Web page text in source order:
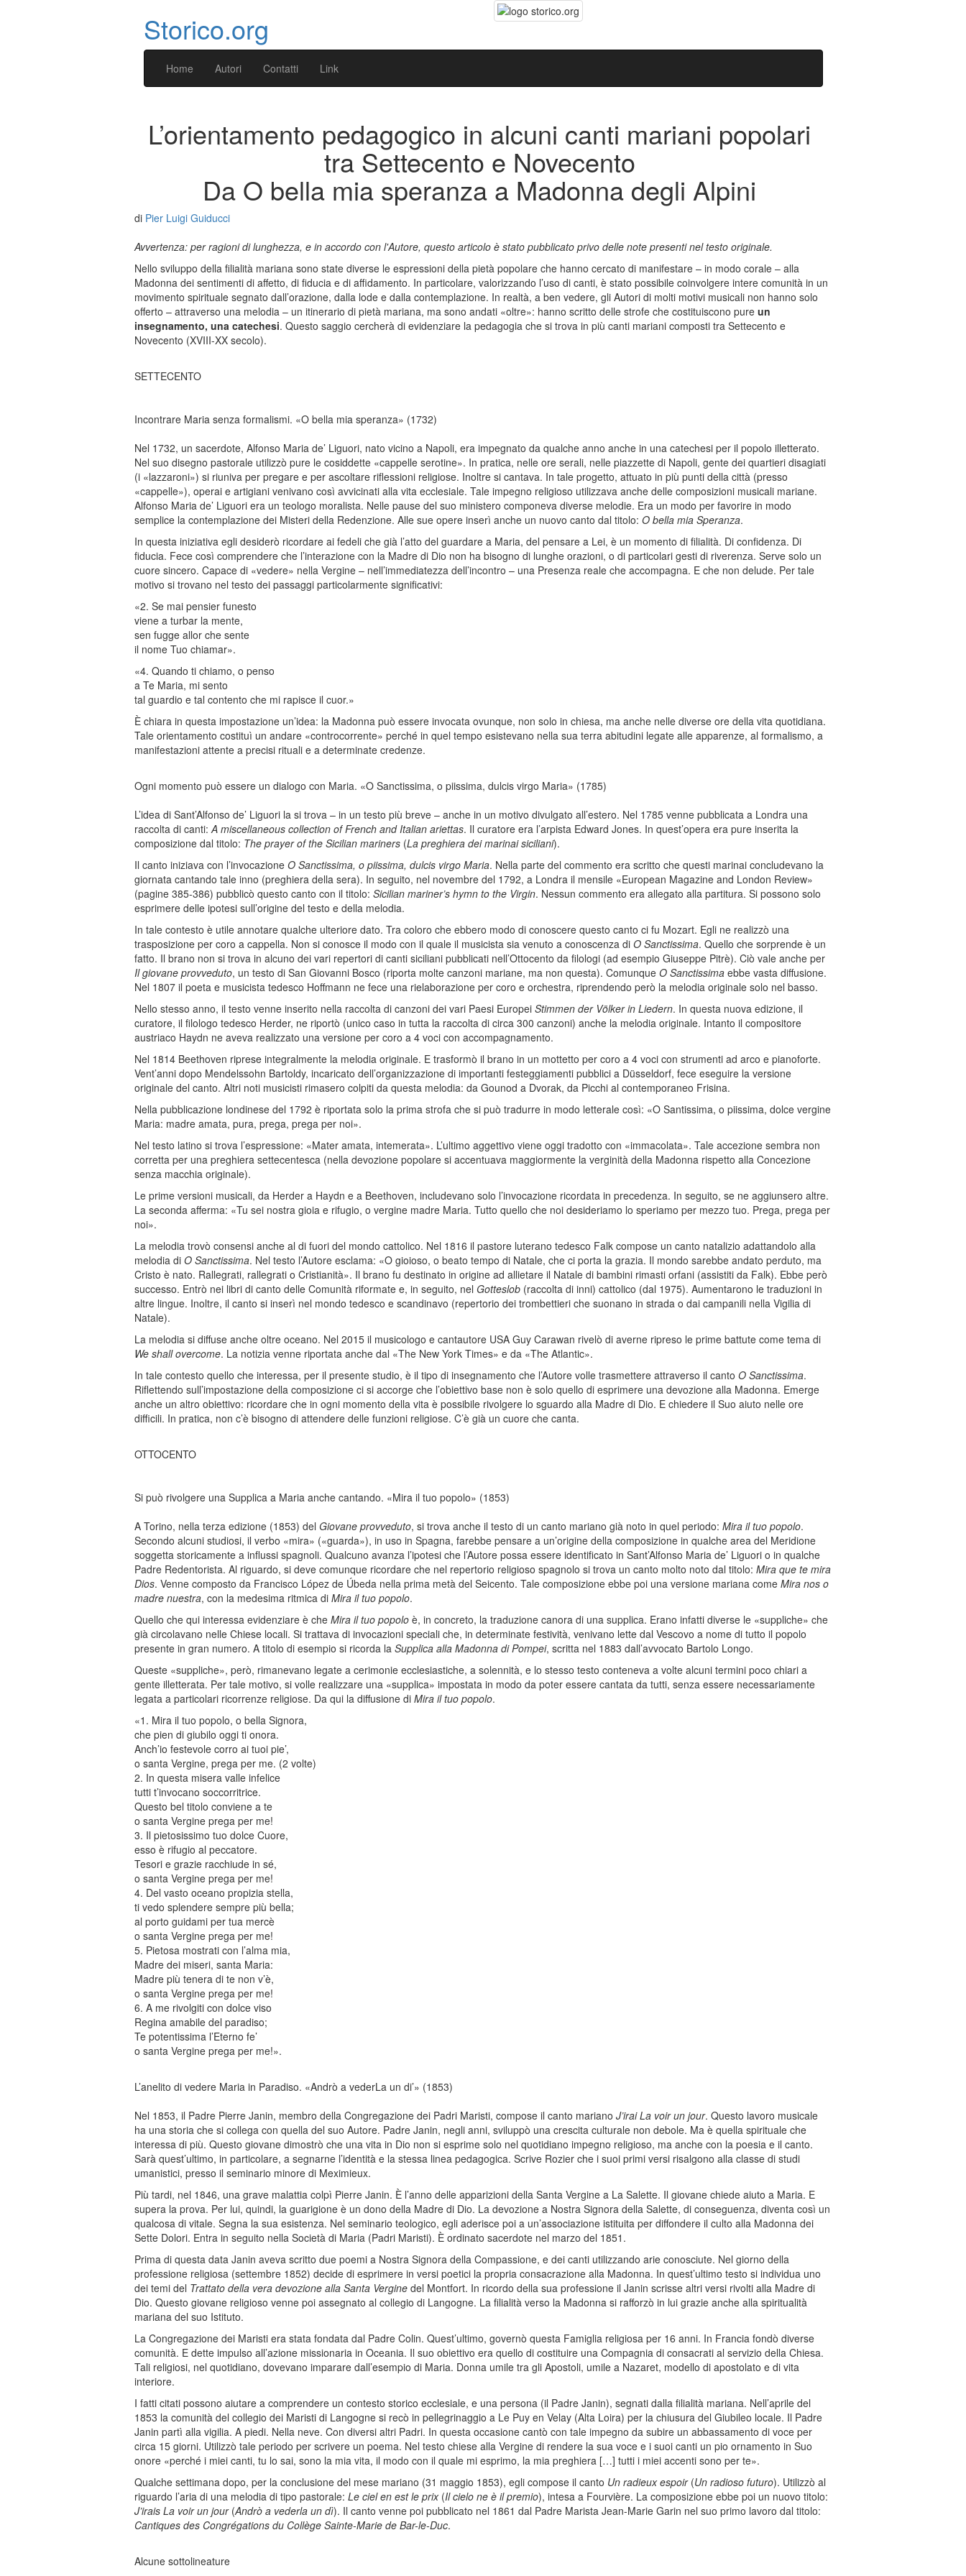
Storico.org
Home Autori Contatti Link
L’orientamento pedagogico in alcuni canti mariani popolari
tra Settecento e Novecento
Da O bella mia speranza a Madonna degli Alpini
di Pier Luigi Guiducci
Avvertenza: per ragioni di lunghezza, e in accordo con l'Autore, questo articolo è stato pubblicato privo delle note presenti nel testo originale.
Nello sviluppo della filialità mariana sono state diverse le espressioni della pietà popolare che hanno cercato di manifestare – in modo corale – alla
Madonna dei sentimenti di affetto, di fiducia e di affidamento. In particolare, valorizzando l’uso di canti, è stato possibile coinvolgere intere comunità in un
movimento spirituale segnato dall’orazione, dalla lode e dalla contemplazione. In realtà, a ben vedere, gli Autori di molti motivi musicali non hanno solo
offerto – attraverso una melodia – un itinerario di pietà mariana, ma sono andati «oltre»: hanno scritto delle strofe che costituiscono pure un
insegnamento, una catechesi. Questo saggio cercherà di evidenziare la pedagogia che si trova in più canti mariani composti tra Settecento e
Novecento (XVIII-XX secolo).
SETTECENTO
Incontrare Maria senza formalismi. «O bella mia speranza» (1732)
Nel 1732, un sacerdote, Alfonso Maria de’ Liguori, nato vicino a Napoli, era impegnato da qualche anno anche in una catechesi per il popolo illetterato.
Nel suo disegno pastorale utilizzò pure le cosiddette «cappelle serotine». In pratica, nelle ore serali, nelle piazzette di Napoli, gente dei quartieri disagiati
(i «lazzaroni») si riuniva per pregare e per ascoltare riflessioni religiose. Inoltre si cantava. In tale progetto, attuato in più punti della città (presso
«cappelle»), operai e artigiani venivano così avvicinati alla vita ecclesiale. Tale impegno religioso utilizzava anche delle composizioni musicali mariane.
Alfonso Maria de’ Liguori era un teologo moralista. Nelle pause del suo ministero componeva diverse melodie. Era un modo per favorire in modo
semplice la contemplazione dei Misteri della Redenzione. Alle sue opere inserì anche un nuovo canto dal titolo: O bella mia Speranza.
In questa iniziativa egli desiderò ricordare ai fedeli che già l’atto del guardare a Maria, del pensare a Lei, è un momento di filialità. Di confidenza. Di
fiducia. Fece così comprendere che l’interazione con la Madre di Dio non ha bisogno di lunghe orazioni, o di particolari gesti di riverenza. Serve solo un
cuore sincero. Capace di «vedere» nella Vergine – nell’immediatezza dell’incontro – una Presenza reale che accompagna. E che non delude. Per tale
motivo si trovano nel testo dei passaggi particolarmente significativi:
«2. Se mai pensier funesto
viene a turbar la mente,
sen fugge allor che sente
il nome Tuo chiamar».
«4. Quando ti chiamo, o penso
a Te Maria, mi sento
tal guardio e tal contento che mi rapisce il cuor.»
È chiara in questa impostazione un’idea: la Madonna può essere invocata ovunque, non solo in chiesa, ma anche nelle diverse ore della vita quotidiana.
Tale orientamento costituì un andare «controcorrente» perché in quel tempo esistevano nella sua terra abitudini legate alle apparenze, al formalismo, a
manifestazioni attente a precisi rituali e a determinate credenze.
Ogni momento può essere un dialogo con Maria. «O Sanctissima, o piissima, dulcis virgo Maria» (1785)
L’idea di Sant’Alfonso de’ Liguori la si trova – in un testo più breve – anche in un motivo divulgato all’estero. Nel 1785 venne pubblicata a Londra una
raccolta di canti:A miscellaneous collection of French and Italian ariettas. Il curatore era l’arpista Edward Jones. In quest’opera era pure inserita la
composizione dal titolo: The prayer of the Sicilian mariners (La preghiera dei marinai siciliani).
Il canto iniziava con l’invocazione O Sanctissima, o piissima, dulcis virgo Maria. Nella parte del commento era scritto che questi marinai concludevano la
giornata cantando tale inno (preghiera della sera). In seguito, nel novembre del 1792, a Londra il mensile «European Magazine and London Review»
(pagine 385-386) pubblicò questo canto con il titolo: Sicilian mariner’s hymn to the Virgin. Nessun commento era allegato alla partitura. Si possono solo
esprimere delle ipotesi sull’origine del testo e della melodia.
In tale contesto è utile annotare qualche ulteriore dato. Tra coloro che ebbero modo di conoscere questo canto ci fu Mozart. Egli ne realizzò una
trasposizione per coro a cappella. Non si conosce il modo con il quale il musicista sia venuto a conoscenza di O Sanctissima. Quello che sorprende è un
fatto. Il brano non si trova in alcuno dei vari repertori di canti siciliani pubblicati nell’Ottocento da filologi (ad esempio Giuseppe Pitrè). Ciò vale anche per
Il giovane provveduto, un testo di San Giovanni Bosco (riporta molte canzoni mariane, ma non questa). Comunque O Sanctissima ebbe vasta diffusione.
Nel 1807 il poeta e musicista tedesco Hoffmann ne fece una rielaborazione per coro e orchestra, riprendendo però la melodia originale solo nel basso.
Nello stesso anno, il testo venne inserito nella raccolta di canzoni dei vari Paesi Europei Stimmen der Völker in Liedern. In questa nuova edizione, il
curatore, il filologo tedesco Herder, ne riportò (unico caso in tutta la raccolta di circa 300 canzoni) anche la melodia originale. Intanto il compositore
austriaco Haydn ne aveva realizzato una versione per coro a 4 voci con accompagnamento.
Nel 1814 Beethoven riprese integralmente la melodia originale. E trasformò il brano in un mottetto per coro a 4 voci con strumenti ad arco e pianoforte.
Vent’anni dopo Mendelssohn Bartoldy, incaricato dell’organizzazione di importanti festeggiamenti pubblici a Düsseldorf, fece eseguire la versione
originale del canto. Altri noti musicisti rimasero colpiti da questa melodia: da Gounod a Dvorak, da Picchi al contemporaneo Frisina.
Nella pubblicazione londinese del 1792 è riportata solo la prima strofa che si può tradurre in modo letterale così: «O Santissima, o piissima, dolce vergine
Maria: madre amata, pura, prega, prega per noi».
Nel testo latino si trova l’espressione: «Mater amata, intemerata». L’ultimo aggettivo viene oggi tradotto con «immacolata». Tale accezione sembra non
corretta per una preghiera settecentesca (nella devozione popolare si accentuava maggiormente la verginità della Madonna rispetto alla Concezione
senza macchia originale).
Le prime versioni musicali, da Herder a Haydn e a Beethoven, includevano solo l’invocazione ricordata in precedenza. In seguito, se ne aggiunsero altre.
La seconda afferma: «Tu sei nostra gioia e rifugio, o vergine madre Maria. Tutto quello che noi desideriamo lo speriamo per mezzo tuo. Prega, prega per
noi».
La melodia trovò consensi anche al di fuori del mondo cattolico. Nel 1816 il pastore luterano tedesco Falk compose un canto natalizio adattandolo alla
melodia di O Sanctissima. Nel testo l’Autore esclama: «O gioioso, o beato tempo di Natale, che ci porta la grazia. Il mondo sarebbe andato perduto, ma
Cristo è nato. Rallegrati, rallegrati o Cristianità». Il brano fu destinato in origine ad allietare il Natale di bambini rimasti orfani (assistiti da Falk). Ebbe però
successo. Entrò nei libri di canto delle Comunità riformate e, in seguito, nel Gotteslob (raccolta di inni) cattolico (dal 1975). Aumentarono le traduzioni in
altre lingue. Inoltre, il canto si inserì nel mondo tedesco e scandinavo (repertorio dei trombettieri che suonano in strada o dai campanili nella Vigilia di
Natale).
La melodia si diffuse anche oltre oceano. Nel 2015 il musicologo e cantautore USA Guy Carawan rivelò di averne ripreso le prime battute come tema di
We shall overcome. La notizia venne riportata anche dal «The New York Times» e da «The Atlantic».
In tale contesto quello che interessa, per il presente studio, è il tipo di insegnamento che l’Autore volle trasmettere attraverso il canto O Sanctissima.
Riflettendo sull’impostazione della composizione ci si accorge che l’obiettivo base non è solo quello di esprimere una devozione alla Madonna. Emerge
anche un altro obiettivo: ricordare che in ogni momento della vita è possibile rivolgere lo sguardo alla Madre di Dio. E chiedere il Suo aiuto nelle ore
difficili. In pratica, non c’è bisogno di attendere delle funzioni religiose. C’è già un cuore che canta.
OTTOCENTO
Si può rivolgere una Supplica a Maria anche cantando. «Mira il tuo popolo» (1853)
A Torino, nella terza edizione (1853) del Giovane provveduto, si trova anche il testo di un canto mariano già noto in quel periodo: Mira il tuo popolo.
Secondo alcuni studiosi, il verbo «mira» («guarda»), in uso in Spagna, farebbe pensare a un’origine della composizione in qualche area del Meridione
soggetta storicamente a influssi spagnoli. Qualcuno avanza l’ipotesi che l’Autore possa essere identificato in Sant’Alfonso Maria de’ Liguori o in qualche
Padre Redentorista. Al riguardo, si deve comunque ricordare che nel repertorio religioso spagnolo si trova un canto molto noto dal titolo: Mira que te mira
Dios. Venne composto da Francisco López de Úbeda nella prima metà del Seicento. Tale composizione ebbe poi una versione mariana come Mira nos o
madre nuestra, con la medesima ritmica di Mira il tuo popolo.
Quello che qui interessa evidenziare è che Mira il tuo popolo è, in concreto, la traduzione canora di una supplica. Erano infatti diverse le «suppliche» che
già circolavano nelle Chiese locali. Si trattava di invocazioni speciali che, in determinate festività, venivano lette dal Vescovo a nome di tutto il popolo
presente in gran numero. A titolo di esempio si ricorda la Supplica alla Madonna di Pompei, scritta nel 1883 dall’avvocato Bartolo Longo.
Queste «suppliche», però, rimanevano legate a cerimonie ecclesiastiche, a solennità, e lo stesso testo conteneva a volte alcuni termini poco chiari a
gente illetterata. Per tale motivo, si volle realizzare una «supplica» impostata in modo da poter essere cantata da tutti, senza essere necessariamente
legata a particolari ricorrenze religiose. Da qui la diffusione di Mira il tuo popolo.
«1. Mira il tuo popolo, o bella Signora,
che pien di giubilo oggi ti onora.
Anch’io festevole corro ai tuoi pie’,
o santa Vergine, prega per me. (2 volte)
2. In questa misera valle infelice
tutti t’invocano soccorritrice.
Questo bel titolo conviene a te
o santa Vergine prega per me!
3. Il pietosissimo tuo dolce Cuore,
esso è rifugio al peccatore.
Tesori e grazie racchiude in sé,
o santa Vergine prega per me!
4. Del vasto oceano propizia stella,
ti vedo splendere sempre più bella;
al porto guidami per tua mercè
o santa Vergine prega per me!
5. Pietosa mostrati con l’alma mia,
Madre dei miseri, santa Maria:
Madre più tenera di te non v’è,
o santa Vergine prega per me!
6. A me rivolgiti con dolce viso
Regina amabile del paradiso;
Te potentissima l’Eterno fe’
o santa Vergine prega per me!».
L’anelito di vedere Maria in Paradiso. «Andrò a vederLa un di’» (1853)
Nel 1853, il Padre Pierre Janin, membro della Congregazione dei Padri Maristi, compose il canto mariano J’irai La voir un jour. Questo lavoro musicale
ha una storia che si collega con quella del suo Autore. Padre Janin, negli anni, sviluppò una crescita culturale non debole. Ma è quella spirituale che
interessa di più. Questo giovane dimostrò che una vita in Dio non si esprime solo nel quotidiano impegno religioso, ma anche con la poesia e il canto.
Sarà quest’ultimo, in particolare, a segnarne l’identità e la stessa linea pedagogica. Scrive Rozier che i suoi primi versi risalgono alla classe di studi
umanistici, presso il seminario minore di Meximieux.
Più tardi, nel 1846, una grave malattia colpì Pierre Janin. È l’anno delle apparizioni della Santa Vergine a La Salette. Il giovane chiede aiuto a Maria. E
supera la prova. Per lui, quindi, la guarigione è un dono della Madre di Dio. La devozione a Nostra Signora della Salette, di conseguenza, diventa così un
qualcosa di vitale. Segna la sua esistenza. Nel seminario teologico, egli aderisce poi a un’associazione istituita per diffondere il culto alla Madonna dei
Sette Dolori. Entra in seguito nella Società di Maria (Padri Maristi). È ordinato sacerdote nel marzo del 1851.
Prima di questa data Janin aveva scritto due poemi a Nostra Signora della Compassione, e dei canti utilizzando arie conosciute. Nel giorno della
professione religiosa (settembre 1852) decide di esprimere in versi poetici la propria consacrazione alla Madonna. In quest’ultimo testo si individua uno
dei temi del Trattato della vera devozione alla Santa Vergine del Montfort. In ricordo della sua professione il Janin scrisse altri versi rivolti alla Madre di
Dio. Questo giovane religioso venne poi assegnato al collegio di Langogne. La filialità verso la Madonna si rafforzò in lui grazie anche alla spiritualità
mariana del suo Istituto.
La Congregazione dei Maristi era stata fondata dal Padre Colin. Quest’ultimo, governò questa Famiglia religiosa per 16 anni. In Francia fondò diverse
comunità. E dette impulso all’azione missionaria in Oceania. Il suo obiettivo era quello di costituire una Compagnia di consacrati al servizio della Chiesa.
Tali religiosi, nel quotidiano, dovevano imparare dall’esempio di Maria. Donna umile tra gli Apostoli, umile a Nazaret, modello di apostolato e di vita
interiore.
I fatti citati possono aiutare a comprendere un contesto storico ecclesiale, e una persona (il Padre Janin), segnati dalla filialità mariana. Nell’aprile del
1853 la comunità del collegio dei Maristi di Langogne si recò in pellegrinaggio a Le Puy en Velay (Alta Loira) per la chiusura del Giubileo locale. Il Padre
Janin partì alla vigilia. A piedi. Nella neve. Con diversi altri Padri. In questa occasione cantò con tale impegno da subire un abbassamento di voce per
circa 15 giorni. Utilizzò tale periodo per scrivere un poema. Nel testo chiese alla Vergine di rendere la sua voce e i suoi canti un pio ornamento in Suo
onore «perché i miei canti, tu lo sai, sono la mia vita, il modo con il quale mi esprimo, la mia preghiera […] tutti i miei accenti sono per te».
Qualche settimana dopo, per la conclusione del mese mariano (31 maggio 1853), egli compose il canto Un radieux espoir(Un radioso futuro). Utilizzò al
riguardo l’aria di una melodia di tipo pastorale: Le ciel en est le prix(Il cielo ne è il premio), intesa a Fourvière. La composizione ebbe poi un nuovo titolo:
J’irais La voir un jour(Andrò a vederla un dì). Il canto venne poi pubblicato nel 1861 dal Padre Marista Jean-Marie Garin nel suo primo lavoro dal titolo:
Cantiques des Congrégations du Collège Sainte-Marie de Bar-le-Duc.
Alcune sottolineature